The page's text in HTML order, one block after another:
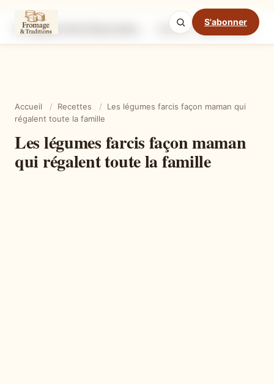
S'abonner
Ingrédients Étapes
Mode cuisine
Accueil / Recettes /
Les légumes farcis façon maman qui
régalent toute la famille
Les légumes farcis façon maman
qui régalent toute la famille